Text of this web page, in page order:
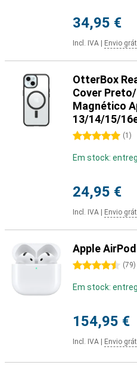
34,95 €
Incl. IVA Envio
OtterBox
Cover
Magnético
13/14/15/
5 estrelas (1 )
Em stock:
24,95 €
Incl. IVA Envio
Apple
4.5 estrelas (79)
Em stock:
154,95 €
Incl. IVA Envio